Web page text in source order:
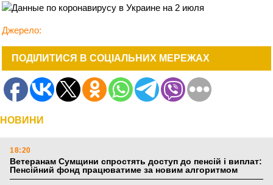
Джерело:
ПОДІЛИТИСЯ В СОЦІАЛЬНИХ МЕРЕЖАХ
НОВИНИ
18:20
Ветеранам Сумщини спростять доступ до пенсій і виплат:
Пенсійний фонд працюватиме за новим алгоритмом